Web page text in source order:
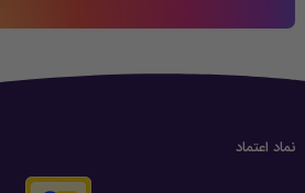
نماد اعتماد